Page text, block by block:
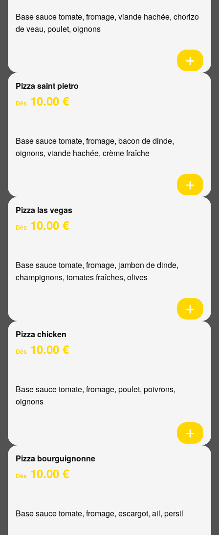
Base sauce tomate, fromage, viande hachée, chorizo
de veau, poulet, oignons
Pizza saint pietro
Dès 10.00 €
Base sauce tomate, fromage, bacon de dinde,
oignons, viande hachée, crème fraîche
Pizza las vegas
Dès 10.00 €
Base sauce tomate, fromage, jambon de dinde,
champignons, tomates fraîches, olives
Pizza chicken
Dès 10.00 €
Base sauce tomate, fromage, poulet, poivrons,
oignons
Pizza bourguignonne
Dès 10.00 €
Base sauce tomate, fromage, escargot, ail, persil